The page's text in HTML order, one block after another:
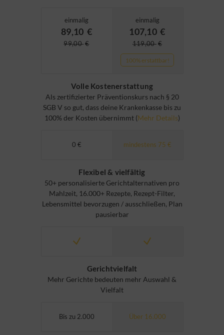
einmalig
89,10 €
99,00 €
einmalig
107,10 €
119,00€
100% erstattbar!
Volle Kostenerstattung
Als zertifizierter Präventionskurs nach § 20
SGB V so gut, dass deine Krankenkasse bis zu
100% der Kosten übernimmt (Mehr Details)
0 € mindestens 75 €
Flexibel & vielfältig
50+ personalisierte Gerichtalternativen pro
Mahlzeit, 16.000+ Rezepte, Rezept-Filter,
Lebensmittel bevorzugen / ausschließen, Plan
pausierbar
Gerichtvielfalt
Mehr Gerichte bedeuten mehr Auswahl &
Vielfalt
Bis zu 2.000 Über 16.000